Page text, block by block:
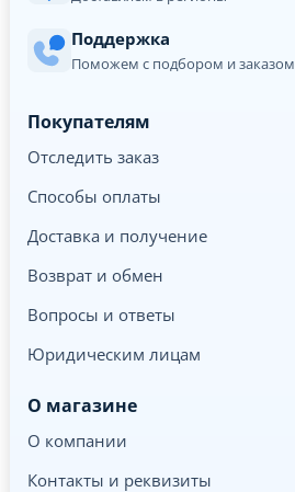
Поддержка
Поможем с подбором и заказом
Покупателям
Отследить заказ
Способы оплаты
Доставка и получение
Возврат и обмен
Вопросы и ответы
Юридическим лицам
О магазине
О компании
Контакты и реквизиты